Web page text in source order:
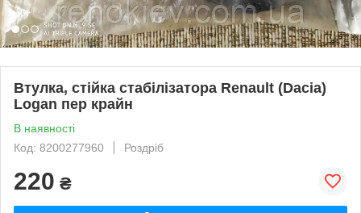
Втулка, стійка стабілізатора Renault (Dacia)
Logan пер крайн
В наявності
Код: 8200277960
Роздріб
220 ₴